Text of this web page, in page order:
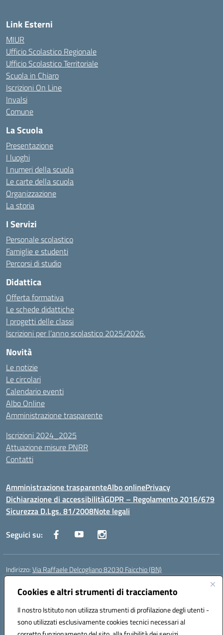
Cookies e altri strumenti di tracciamento
Il nostro Istituto non utilizza strumenti di profilazione degli utenti -
sono utilizzati esclusivamente cookies tecnici necessari al
Link Esterni
MIUR
Ufficio Scolastico Regionale
Ufficio Scolastico Territoriale
Scuola in Chiaro
Iscrizioni On Line
Invalsi
Comune
La Scuola
Presentazione
I luoghi
I numeri della scuola
Le carte della scuola
Organizzazione
La storia
I Servizi
Personale scolastico
Famiglie e studenti
Percorsi di studio
Didattica
Offerta formativa
Le schede didattiche
I progetti delle classi
Iscrizioni per l’anno scolastico 2025/2026.
Novità
Le notizie
Le circolari
Calendario eventi
Albo Online
Amministrazione trasparente
Iscrizioni 2024_2025
Attuazione misure PNRR
Contatti
Amministrazione trasparenteAlbo onlinePrivacy
Dichiarazione di accessibilitàGDPR – Regolamento 2016/679
Sicurezza D.Lgs. 81/2008Note legali
Seguici su:
Indirizzo:Via Raffaele Delcogliano 82030 Faicchio (BN)
Centralino:
Posta elettronica certificata (PEC):bnis02300v@pec.istruzione.it
Codice fiscale: 90003320620
Codice meccanografico:BNIS02300V
Codice Indice delle Pubbliche Amministrazioni (IPA): istsc_bnis02300v